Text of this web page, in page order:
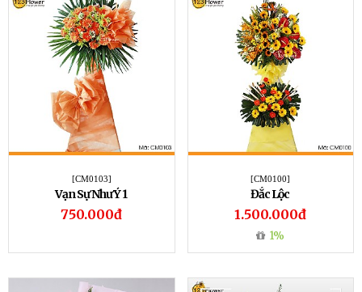
[CM0103]
Vạn Sự Như Ý 1
750.000đ
[CM0100]
Đắc Lộc
1.500.000đ
1%